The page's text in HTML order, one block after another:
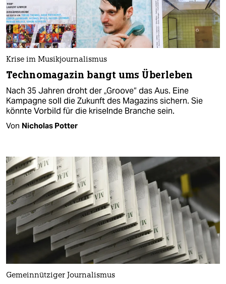
Krise im Musikjournalismus
Technomagazin bangt ums Überleben
Nach 35 Jahren droht der „Groove“ das Aus. Eine
Kampagne soll die Zukunft des Magazins sichern. Sie
könnte Vorbild für die kriselnde Branche sein.
Von Nicholas Potter
Gemeinnütziger Journalismus